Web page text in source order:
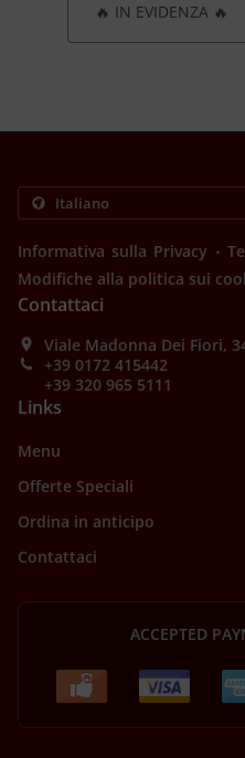
🔥 IN EVIDENZA 🔥
Informativa sulla Privacy .
Modifiche alla politica sui
Contattaci
Viale Madonna Dei Fiori,
+39 0172 415442
+39 320 965 5111
Links
Menu
Offerte Speciali
Ordina in anticipo
Contattaci
ACCEPTED